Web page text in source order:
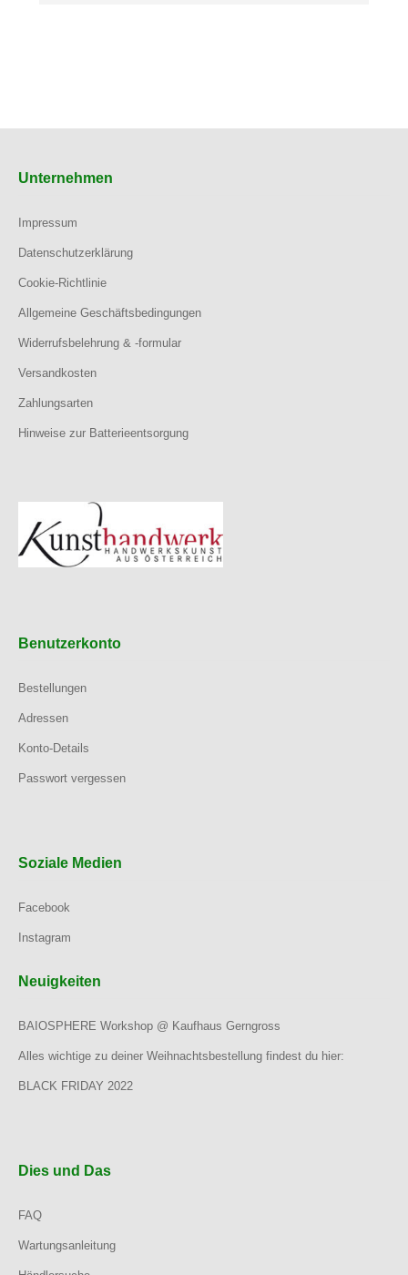
Unternehmen
Impressum
Datenschutzerklärung
Cookie-Richtlinie
Allgemeine Geschäftsbedingungen
Widerrufsbelehrung & -formular
Versandkosten
Zahlungsarten
Hinweise zur Batterieentsorgung
Benutzerkonto
Bestellungen
Adressen
Konto-Details
Passwort vergessen
Soziale Medien
Facebook
Instagram
Neuigkeiten
BAIOSPHERE Workshop @ Kaufhaus Gerngross
Alles wichtige zu deiner Weihnachtsbestellung findest du hier:
BLACK FRIDAY 2022
Dies und Das
FAQ
Wartungsanleitung